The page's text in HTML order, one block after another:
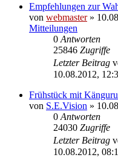
Empfehlungen zur
von webmaster»
Mitteilungen
0 Antworten
25846 Zugriffe
Letzter Beitrag
10.08.2012,
Frühstück mit
von S.E.Vision »
0 Antworten
24030 Zugriffe
Letzter Beitrag
10.08.2012,